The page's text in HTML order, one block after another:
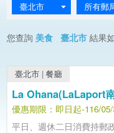
臺北市 所有郵
您查詢 美食 臺北市 結果
臺北市 |餐廳
La Ohana(LaLaport
優惠期限：即日起-116/05/
平日、週休二日消費持郵